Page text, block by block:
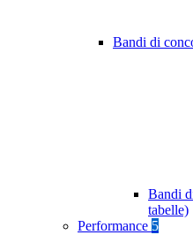
Bandi di
Bandi
tabelle)
Performance 5